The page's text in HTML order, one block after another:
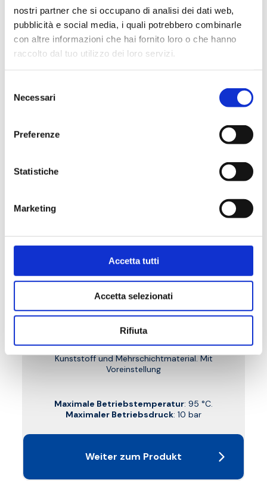
nostri partner che si occupano di analisi dei dati web,
pubblicità e social media, i quali potrebbero combinarle
con altre informazioni che hai fornito loro o che hanno
raccolto dal tuo utilizzo dei loro servizi.
delNecessari
Preferenze
Statistiche
Marketing
Accetta tutti
Accetta selezionati
Rifiuta
Maximale Betriebstemperatur: 95 °C.
Maximaler Betriebsdruck: 10 bar
W1E
Satz mit thermostatischem Ventil und
Rücklaufverschraubung winkeleck,
Thermostatkopf PD, Anschluss aus Kupfer,
Kunststoff und Mehrschichtmaterial. Mit
Voreinstellung
Maximale Betriebstemperatur: 95 °C.
Maximaler Betriebsdruck: 10 bar
Weiter zum Produkt